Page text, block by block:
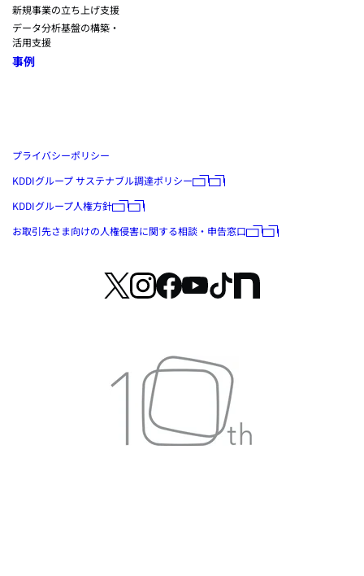
プライバシーポリシー
KDDIグループ サステナブル調達ポリシー
KDDIグループ人権方針
お取引先さま向けの人権侵害に関する相談・申告窓口
新規事業の立ち上げ支援
データ分析基盤の構築・
活用支援
事例